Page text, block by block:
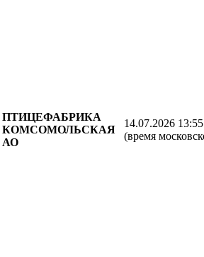
ПТИЦЕФАБРИКА
КОМСОМОЛЬСКАЯ
АО
14.07.2026
(время